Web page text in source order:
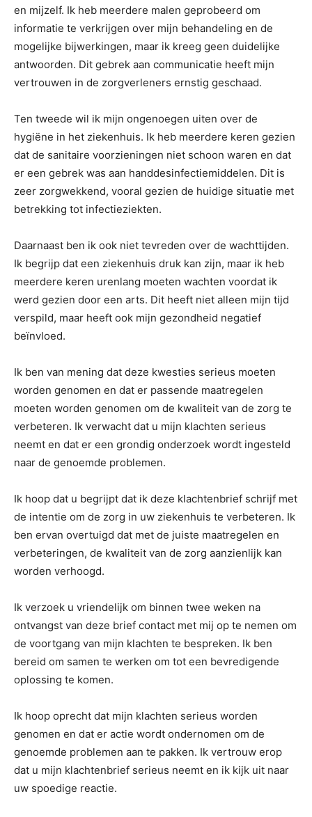
en mijzelf. Ik heb meerdere malen geprobeerd om
informatie te verkrijgen over mijn behandeling en de
mogelijke bijwerkingen, maar ik kreeg geen duidelijke
antwoorden. Dit gebrek aan communicatie heeft mijn
vertrouwen in de zorgverleners ernstig geschaad.
Ten tweede wil ik mijn ongenoegen uiten over de
hygiëne in het ziekenhuis. Ik heb meerdere keren gezien
dat de sanitaire voorzieningen niet schoon waren en dat
er een gebrek was aan handdesinfectiemiddelen. Dit is
zeer zorgwekkend, vooral gezien de huidige situatie met
betrekking tot infectieziekten.
Daarnaast ben ik ook niet tevreden over de wachttijden.
Ik begrijp dat een ziekenhuis druk kan zijn, maar ik heb
meerdere keren urenlang moeten wachten voordat ik
werd gezien door een arts. Dit heeft niet alleen mijn tijd
verspild, maar heeft ook mijn gezondheid negatief
beïnvloed.
Ik ben van mening dat deze kwesties serieus moeten
worden genomen en dat er passende maatregelen
moeten worden genomen om de kwaliteit van de zorg te
verbeteren. Ik verwacht dat u mijn klachten serieus
neemt en dat er een grondig onderzoek wordt ingesteld
naar de genoemde problemen.
Ik hoop dat u begrijpt dat ik deze klachtenbrief schrijf met
de intentie om de zorg in uw ziekenhuis te verbeteren. Ik
ben ervan overtuigd dat met de juiste maatregelen en
verbeteringen, de kwaliteit van de zorg aanzienlijk kan
worden verhoogd.
Ik verzoek u vriendelijk om binnen twee weken na
ontvangst van deze brief contact met mij op te nemen om
de voortgang van mijn klachten te bespreken. Ik ben
bereid om samen te werken om tot een bevredigende
oplossing te komen.
Ik hoop oprecht dat mijn klachten serieus worden
genomen en dat er actie wordt ondernomen om de
genoemde problemen aan te pakken. Ik vertrouw erop
dat u mijn klachtenbrief serieus neemt en ik kijk uit naar
uw spoedige reactie.